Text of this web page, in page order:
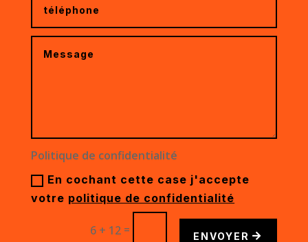
Politique de confidentialité
En cochant cette case j'accepte
votre politique de confidentialité
6 + 12 = ENVOYER